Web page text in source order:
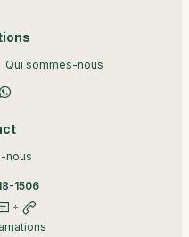
Qui sommes-nous
nous
1506
+